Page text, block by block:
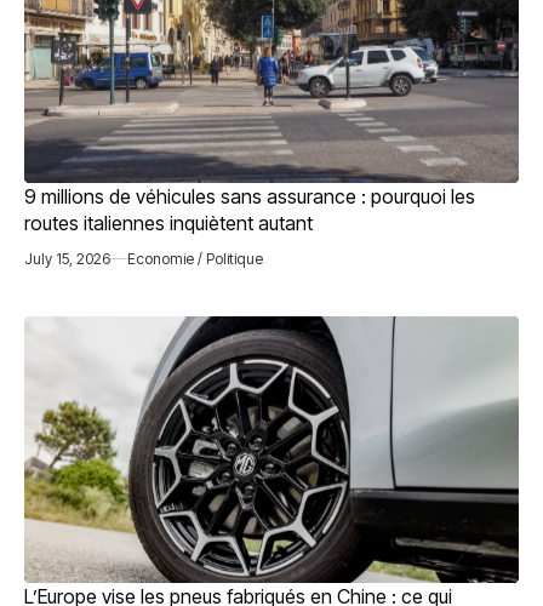
9 millions de véhicules sans assurance : pourquoi les
routes italiennes inquiètent autant
July 15, 2026 Economie / Politique
L’Europe vise les pneus fabriqués en Chine : ce qui